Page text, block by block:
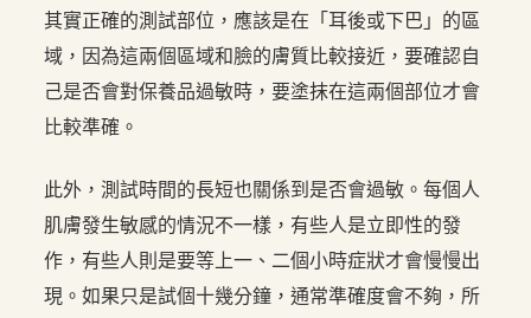
其實正確的測試部位，應該是在「耳後或下巴」的區
域，因為這兩個區域和臉的膚質比較接近，要確認自
己是否會對保養品過敏時，要塗抹在這兩個部位才會
比較準確。
此外，測試時間的長短也關係到是否會過敏。每個人
肌膚發生敏感的情況不一樣，有些人是立即性的發
作，有些人則是要等上一、二個小時症狀才會慢慢出
現。如果只是試個十幾分鐘，通常準確度會不夠，所